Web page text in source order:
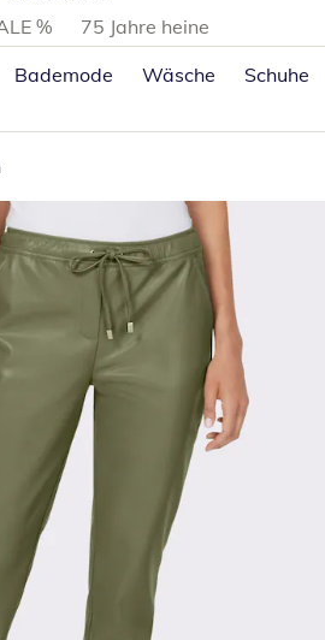
%
75 Jahre heine
Bademode Wäsche Schuhe